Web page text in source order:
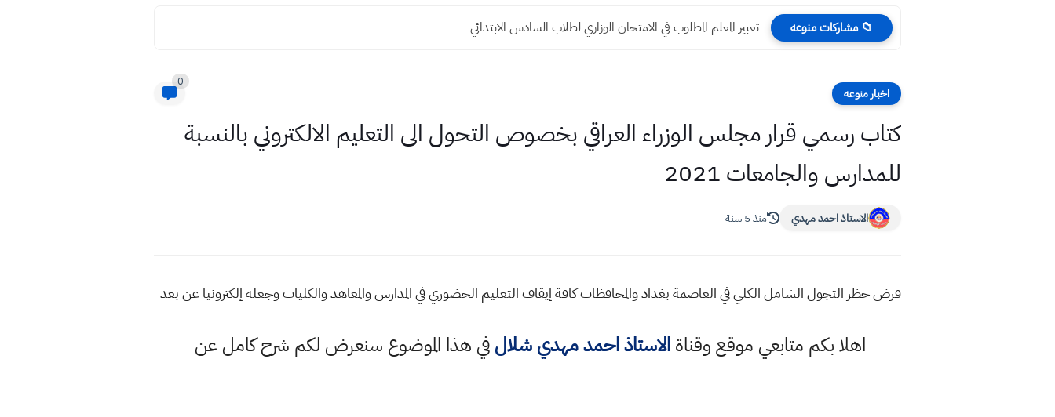
📁 مشاركات منوعه تعبير المعلم المطلوب في الامتحان الوزاري لطلاب السادس الابتدائي
اخبار منوعه
0
كتاب رسمي قرار مجلس الوزراء العراقي بخصوص التحول الى التعليم الالكتروني بالنسبة
للمدارس والجامعات 2021
الاستاذ احمد مهدي منذ 5 سنة
فرض حظر التجول الشامل الكلي في العاصمة بغداد والمحافظات كافة إيقاف التعليم الحضوري في المدارس والمعاهد والكليات وجعله إلكترونيا عن بعد
اهلا بكم متابعي موقع وقناةالاستاذ احمد مهدي شلالفي هذا الموضوع سنعرض لكم شرح كامل عن